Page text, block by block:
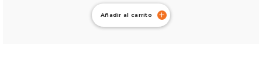
Añadir al carrito